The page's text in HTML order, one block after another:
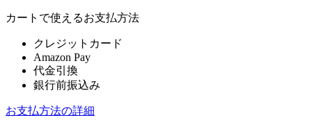
カートで使えるお支払方法
クレジットカード
Amazon Pay
代金引換
銀行前振込み
お支払方法の詳細